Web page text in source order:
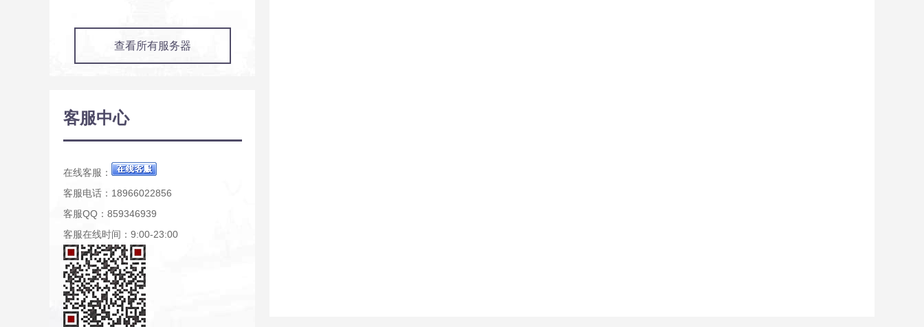
查看所有服务器
客服中心
在线客服：
客服电话：18966022856
客服QQ：859346939
客服在线时间：9:00-23:00